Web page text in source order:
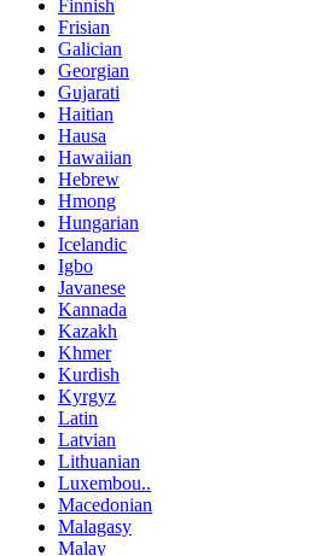
Finnish
Frisian
Galician
Georgian
Gujarati
Haitian
Hausa
Hawaiian
Hebrew
Hmong
Hungarian
Icelandic
Igbo
Javanese
Kannada
Kazakh
Khmer
Kurdish
Kyrgyz
Latin
Latvian
Lithuanian
Luxembou..
Macedonian
Malagasy
Malay